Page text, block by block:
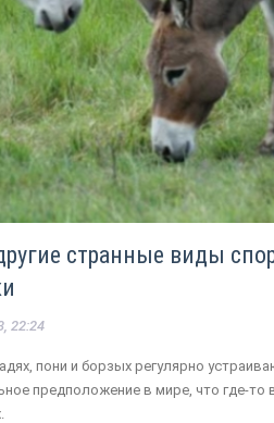
странные виды
22:24
пони и борзых регулярно
предположение в мире, что где-то